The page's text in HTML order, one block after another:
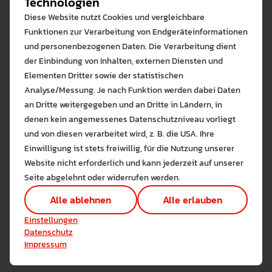
Unterrichtslabors MINT+ zur
Implementierung digitalen
Kompetenzerwerbs im
Lehramtsstudium
2015 - 2016 Dozentin für Fachdidaktik
Mathematik an der Universität
Konstanz im Studiengang „Master
Gymnasiales Lehramt
(Mathematik/ Physik/
Informatik)“
2012 - 2016 Wissenschaftliche Mitarbeiterin
an der Universität Konstanz
als Koordinatorin des
Studiengangs „Master Gymnasiales
Lehramt (Mathematik/ Physik/
Schwerpunkt Forschung
Lernen & Lehren mit digitalen Medien
Erwerb von Medienkompetenzen im
Fachstudium
Fortbildungsreihe „Visualisierung im
Mathematikunterricht neu gedacht:
GeoGebra, ein digitales Tool für alle
Fälle“ im Rahmen des Projekts „Einsatz
digitaler Medien im Fachunterricht“ des
ZSLs (2023)
Entwicklung und Durchführung der
Fortbildungsreihe „Digitale Tools zur
Strukturierung im Mathematikunterricht
gewinnbringend nutzen“ im Rahmen des
Projekts „Einsatz digitaler Medien im
Fachunterricht“ des Zentrums für
Schulqualität und Lehrerbildung Baden-
Württemberg (2022)
Vortragstätigkeit bei der Tagung
„Schule und Lehrerbildung 4.0 – Von der
Hempfer, Dr. rer. nat. Romy
0751/ 501-8865
E-Mail Adresse zeigen
Sch 1.19 (Schützenstrasse 3/1)
Diese Website nutzt Cookies und vergleichbare
Funktionen zur Verarbeitung von Endgeräteinformationen
und personenbezogenen Daten. Die Verarbeitung dient
der Einbindung von Inhalten, externen Diensten und
Elementen Dritter sowie der statistischen
Analyse/Messung. Je nach Funktion werden dabei Daten
an Dritte weitergegeben und an Dritte in Ländern, in
denen kein angemessenes Datenschutzniveau vorliegt
und von diesen verarbeitet wird, z. B. die USA. Ihre
Einwilligung ist stets freiwillig, für die Nutzung unserer
Website nicht erforderlich und kann jederzeit auf unserer
Seite abgelehnt oder widerrufen werden.
Alle ablehnen Alle erlauben
Einstellungen
Datenschutz
Impressum
Bitte wählen Sie
Die auf der Website verwendeten
Lernen Sie mehr
Alle erlauben
Technisch notwendig (1)
Hier sind alle technisch
Analyse / Statistiken (1)
Einstellungen speichern